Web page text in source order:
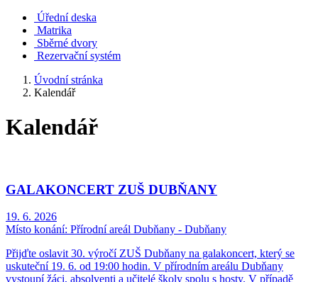
Úřední deska
Matrika
Sběrné dvory
Rezervační systém
Úvodní stránka
Kalendář
Kalendář
GALAKONCERT ZUŠ DUBŇANY
19. 6. 2026
Místo konání: Přírodní areál Dubňany - Dubňany
Přijďte oslavit 30. výročí ZUŠ Dubňany na galakoncert, který se
uskuteční 19. 6. od 19:00 hodin. V přírodním areálu Dubňany
vystoupí žáci, absolventi a učitelé školy spolu s hosty. V případě